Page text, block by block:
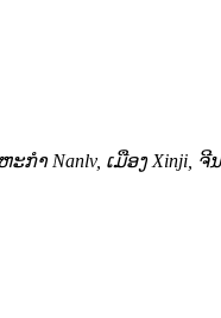
ກຳ Nanlv, ເມືອງ Xinji, ຈີນ